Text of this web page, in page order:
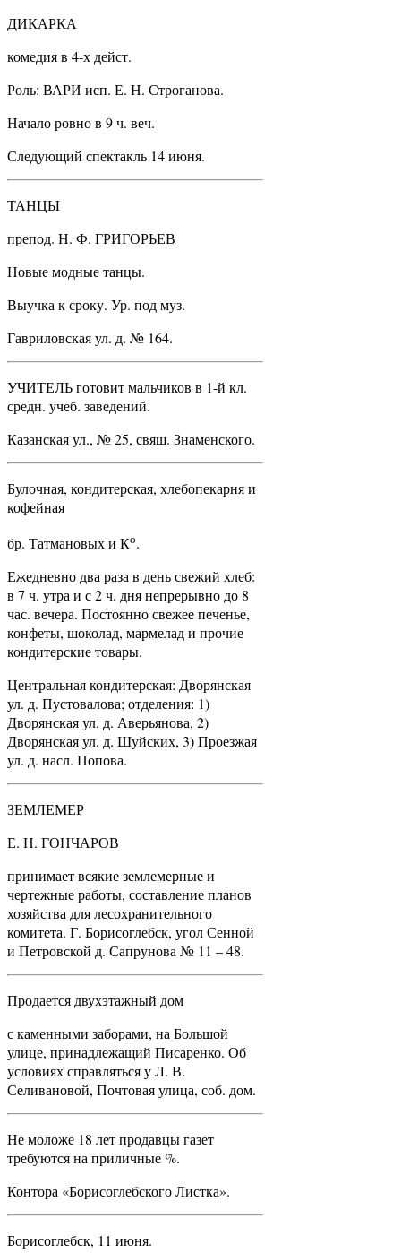
ДИКАРКА
комедия в 4-х дейст.
Роль: ВАРИ исп. Е. Н. Строганова.
Начало ровно в 9 ч. веч.
Следующий спектакль 14 июня.
ТАНЦЫ
препод. Н. Ф. ГРИГОРЬЕВ
Новые модные танцы.
Выучка к сроку. Ур. под муз.
Гавриловская ул. д. № 164.
УЧИТЕЛЬ готовит мальчиков в 1-й кл.
средн. учеб. заведений.
Казанская ул., № 25, свящ. Знаменского.
Булочная, кондитерская, хлебопекарня и
кофейная
бр. Татмановых и Ко.
Ежедневно два раза в день свежий хлеб:
в 7 ч. утра и с 2 ч. дня непрерывно до 8
час. вечера. Постоянно свежее печенье,
конфеты, шоколад, мармелад и прочие
кондитерские товары.
Центральная кондитерская: Дворянская
ул. д. Пустовалова; отделения: 1)
Дворянская ул. д. Аверьянова, 2)
Дворянская ул. д. Шуйских, 3) Проезжая
ул. д. насл. Попова.
ЗЕМЛЕМЕР
Е. Н. ГОНЧАРОВ
принимает всякие землемерные и
чертежные работы, составление планов
хозяйства для лесохранительного
комитета. Г. Борисоглебск, угол Сенной
и Петровской д. Сапрунова № 11 – 48.
Продается двухэтажный дом
с каменными заборами, на Большой
улице, принадлежащий Писаренко. Об
условиях справляться у Л. В.
Селивановой, Почтовая улица, соб. дом.
Не моложе 18 лет продавцы газет
требуются на приличные %.
Контора «Борисоглебского Листка».
Борисоглебск, 11 июня.